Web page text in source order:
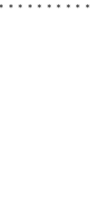
＊＊＊＊＊＊＊＊＊